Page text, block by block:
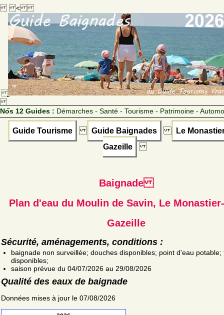
<
Nos 12 Guides : Démarches - Santé - Tourisme - Patrimoine -
Guide Tourisme Guide Baignades
Le
Gazeille
Baignade
Plan d'eau du Moulin de Savin, Le
Gazeille
Sécurité, aménagements, conditions :
baignade non surveillée; douches disponibles; point d'eau potable;
disponibles;
saison prévue du 04/07/2026 au 29/08/2026
Qualité des eaux de baignade
Données mises à jour le 07/08/2026